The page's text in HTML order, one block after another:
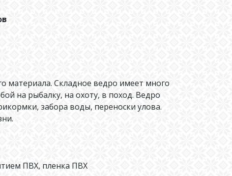
материала. Складное ведро имеет много
на рыбалку, на охоту, в поход. Ведро
забора воды, переноски улова.
ПВХ, пленка ПВХ